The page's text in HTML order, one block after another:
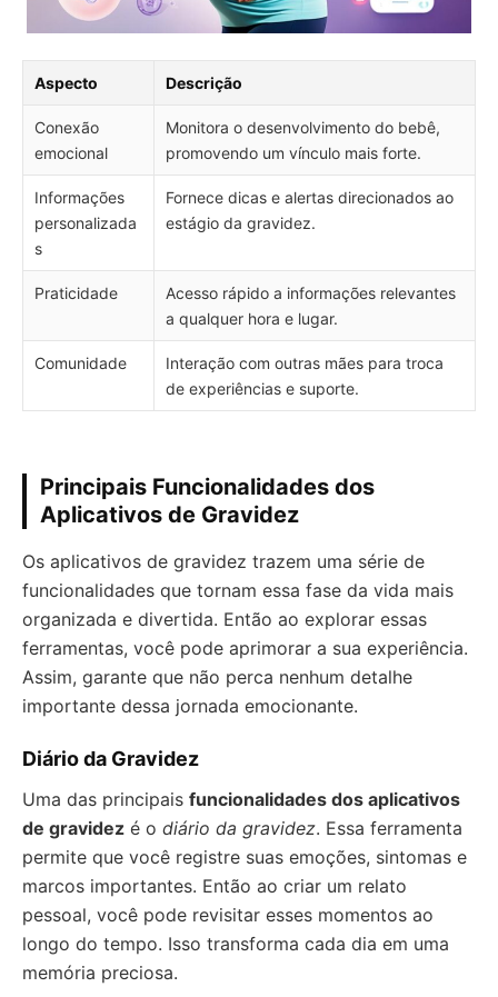
Aspecto Descrição
Conexão
emocional
Monitora o desenvolvimento do bebê,
promovendo um vínculo mais forte.
Informações
personalizada
s
Fornece dicas e alertas direcionados ao
estágio da gravidez.
Praticidade
Acesso rápido a informações relevantes
a qualquer hora e lugar.
Comunidade
Interação com outras mães para troca
de experiências e suporte.
Principais Funcionalidades dos
Aplicativos de Gravidez
Os aplicativos de gravidez trazem uma série de
funcionalidades que tornam essa fase da vida mais
organizada e divertida. Então ao explorar essas
ferramentas, você pode aprimorar a sua experiência.
Assim, garante que não perca nenhum detalhe
importante dessa jornada emocionante.
Diário da Gravidez
Uma das principais funcionalidades dos aplicativos
de gravidez é o diário da gravidez. Essa ferramenta
permite que você registre suas emoções, sintomas e
marcos importantes. Então ao criar um relato
pessoal, você pode revisitar esses momentos ao
longo do tempo. Isso transforma cada dia em uma
memória preciosa.